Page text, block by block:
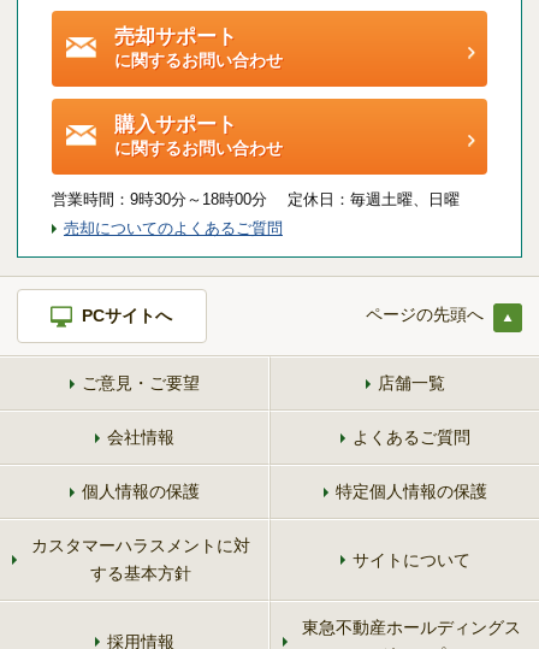
売却サポート
に関するお問い合わせ
購入サポート
に関するお問い合わせ
営業時間： 9時30分～18時00分 定休日： 毎週土曜、日曜
売却についてのよくあるご質問
PCサイトへ ページの先頭へ
ご意見・ご要望 店舗一覧
会社情報 よくあるご質問
個人情報の保護 特定個人情報の保護
カスタマーハラスメントに対
する基本方針
サイトについて
採用情報
東急不動産ホールディングス